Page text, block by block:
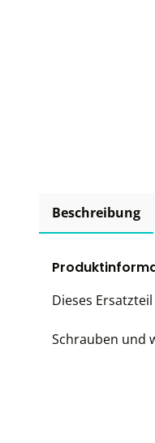
Beschreibung
Dieses
Schrauben und